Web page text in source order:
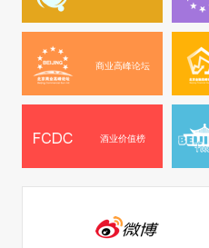
商业高峰论坛
酒业价值榜